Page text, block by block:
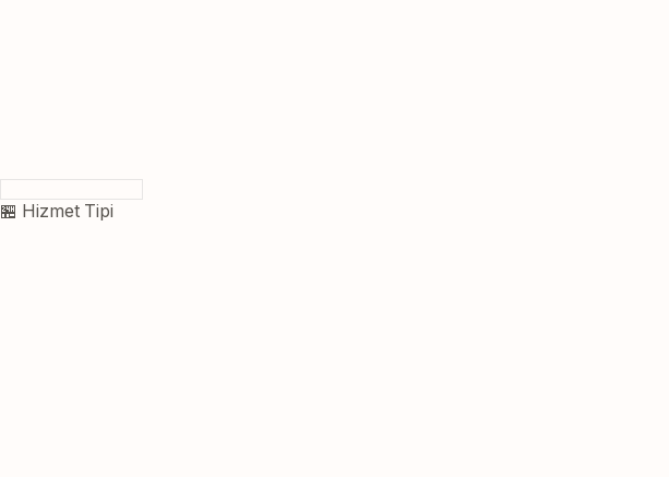
🏪 Hizmet Tipi